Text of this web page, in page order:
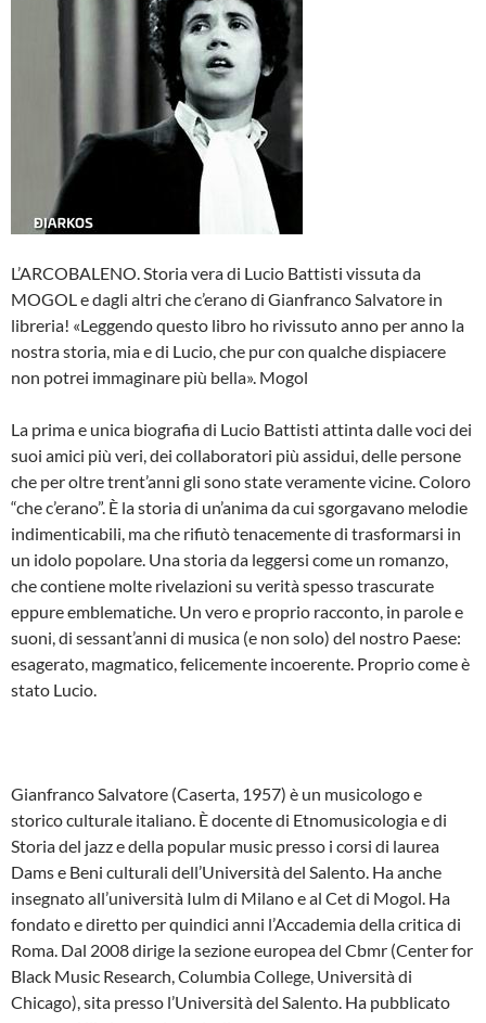
L’ARCOBALENO. Storia vera di Lucio Battisti vissuta da
MOGOL e dagli altri che c’erano di Gianfranco Salvatore in
libreria! «Leggendo questo libro ho rivissuto anno per anno la
nostra storia, mia e di Lucio, che pur con qualche dispiacere
non potrei immaginare più bella». Mogol
La prima e unica biografia di Lucio Battisti attinta dalle voci dei
suoi amici più veri, dei collaboratori più assidui, delle persone
che per oltre trent’anni gli sono state veramente vicine. Coloro
“che c’erano”. È la storia di un’anima da cui sgorgavano melodie
indimenticabili, ma che rifiutò tenacemente di trasformarsi in
un idolo popolare. Una storia da leggersi come un romanzo,
che contiene molte rivelazioni su verità spesso trascurate
eppure emblematiche. Un vero e proprio racconto, in parole e
suoni, di sessant’anni di musica (e non solo) del nostro Paese:
esagerato, magmatico, felicemente incoerente. Proprio come è
stato Lucio.
Gianfranco Salvatore (Caserta, 1957) è un musicologo e
storico culturale italiano. È docente di Etnomusicologia e di
Storia del jazz e della popular music presso i corsi di laurea
Dams e Beni culturali dell’Università del Salento. Ha anche
insegnato all’università Iulm di Milano e al Cet di Mogol. Ha
fondato e diretto per quindici anni l’Accademia della critica di
Roma. Dal 2008 dirige la sezione europea del Cbmr (Center for
Black Music Research, Columbia College, Università di
Chicago), sita presso l’Università del Salento. Ha pubblicato